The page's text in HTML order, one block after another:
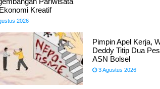
Kreatif
2026
Pimpin Apel Kerja,
Deddy Titip Dua
ASN Bolsel
3 Agustus 2026